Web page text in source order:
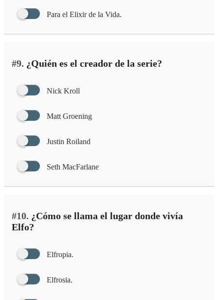
Para el Elixir de la Vida.
#9. ¿Quién es el creador de la serie?
Nick Kroll
Matt Groening
‎Justin Roiland‎
Seth MacFarlane
#10. ¿Cómo se llama el lugar donde vivía
Elfo?
Elfropia.
Elfrosia.